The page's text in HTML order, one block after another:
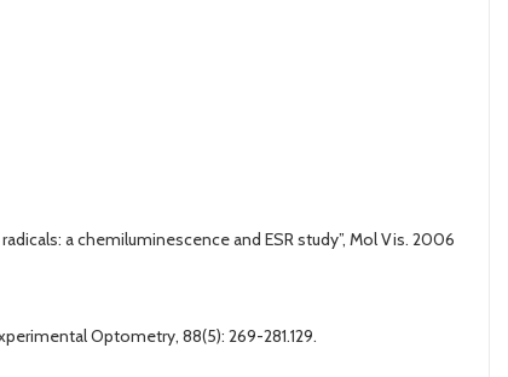
a chemiluminescence and ESR study”, Mol Vis. 2006
Optometry, 88(5): 269-281.129.